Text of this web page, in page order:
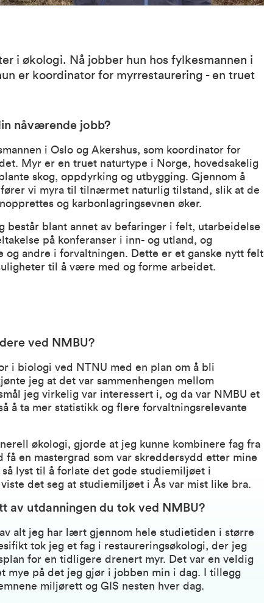
i økologi. Nå jobber hun hos fylkesmannen i
er koordinator for myrrestaurering - en truet
nåværende jobb?
i Oslo og Akershus, som koordinator for
Myr er en truet naturtype i Norge, hovedsakelig
skog, oppdyrking og utbygging. Gjennom å
vi myra til tilnærmet naturlig tilstand, slik at de
og karbonlagringsevnen øker.
består blant annet av befaringer i felt, utarbeidelse
på konferanser i inn- og utland, og
og andre i forvaltningen. Dette er et ganske nytt felt
til å være med og forme arbeidet.
ved NMBU?
i biologi ved NTNU med en plan om å bli
jeg at det var sammenhengen mellom
jeg virkelig var interessert i, og da var NMBU et
å ta mer statistikk og flere forvaltningsrelevante
økologi, gjorde at jeg kunne kombinere fag fra
få en mastergrad som var skreddersydd etter mine
lyst til å forlate det gode studiemiljøet i
det seg at studiemiljøet i Ås var mist like bra.
av utdanningen du tok ved NMBU?
alt jeg har lært gjennom hele studietiden i større
tok jeg et fag i restaureringsøkologi, der jeg
for en tidligere drenert myr. Det var en veldig
mye på det jeg gjør i jobben min i dag. I tillegg
miljørett og GIS nesten hver dag.